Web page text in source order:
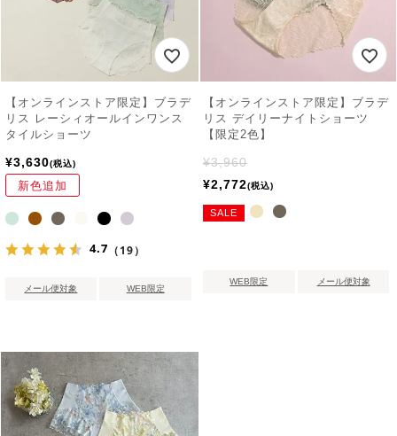
【オンラインストア限定】ブラデ
リス レーシィオールインワンス
タイルショーツ
¥3,630 税込
新色追加
4.7 （19）
メール便対象 WEB限定
【オンラインストア限定】ブラデ
リス デイリーナイトショーツ
【限定2色】
¥3,960
¥2,772 税込
SALE
WEB限定 メール便対象